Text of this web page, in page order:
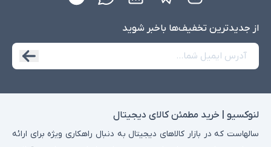
از جدید‌ترین تخفیف‌ها با‌خبر شوید
لنوکسیو | خرید مطمئن کالای دیجیتال
سالهاست که در بازار کالاهای دیجیتال به دنبال راهکاری ویژه برای ارائه